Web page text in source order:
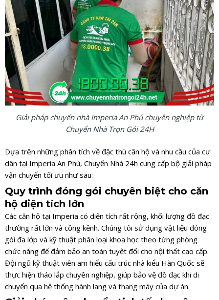
Giải pháp chuyển nhà Imperia An Phú chuyên nghiệp từ
Chuyển Nhà Trọn Gói 24H
Dựa trên những phân tích về đặc thù căn hộ và nhu cầu của cư
dân tại Imperia An Phú, Chuyển Nhà 24h cung cấp bộ giải pháp
vận chuyển tối ưu như sau:
Quy trình đóng gói chuyên biệt cho căn
hộ diện tích lớn
Các căn hộ tại Imperia có diện tích rất rộng, khối lượng đồ đạc
thường rất lớn và cồng kềnh. Chúng tôi sử dụng vật liệu đóng
gói đa lớp và kỹ thuật phân loại khoa học theo từng phòng
chức năng để đảm bảo an toàn tuyệt đối cho nội thất cao cấp.
Đội ngũ kỹ thuật viên am hiểu cấu trúc nhà kiểu Hàn Quốc sẽ
thực hiện tháo lắp chuyên nghiệp, giúp bảo vệ đồ đạc khi di
chuyển qua hệ thống hành lang và thang máy của dự án.